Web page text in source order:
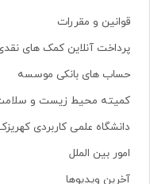
قوانین و مقررات
پرداخت آنلاین کمک های
حساب های بانکی موسسه
کمیته محیط زیست و
دانشگاه علمی کاربردی
امور بین الملل
آخرین ویدیوها